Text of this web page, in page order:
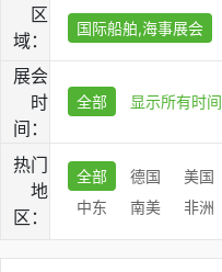
区
域：
国际船舶,海事展会
展会
时
间：
全部 显示所有时间
热门
地
区：
全部 德国 美国
中东
南美 非洲